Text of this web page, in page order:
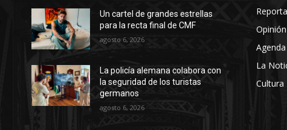
Un cartel de grandes estrellas
para la recta final de CMF
agosto 6, 2026
La policía alemana colabora con
la seguridad de los turistas
germanos
agosto 6, 2026
Opinión
Agenda
La
Cultura